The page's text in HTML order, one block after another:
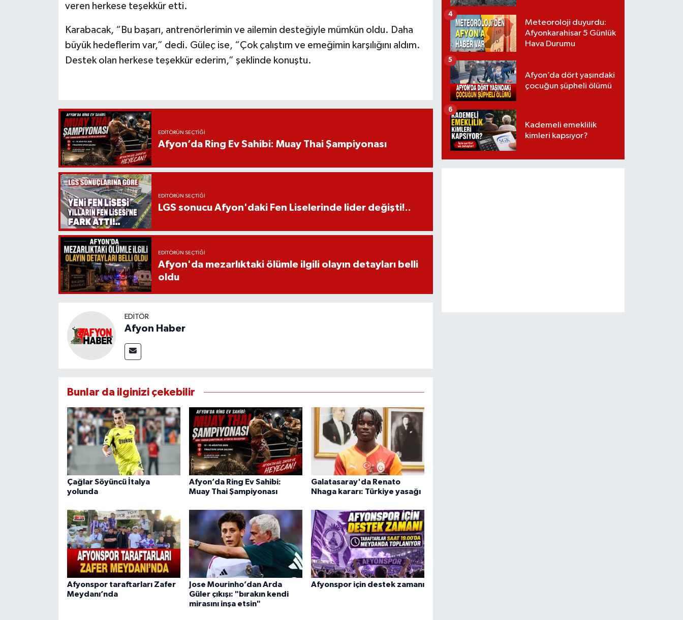
veren herkese teşekkür etti.
Karabacak, “Bu başarı, antrenörlerimin ve ailemin desteğiyle mümkün oldu. Daha
büyük hedeflerim var,” dedi. Güleç ise, “Çok çalıştım ve emeğimin karşılığını aldım.
Destek olan herkese teşekkür ederim,” şeklinde konuştu.
EDITÖRÜN SEÇTIĞI
Afyon’da Ring Ev Sahibi: Muay Thai Şampiyonası
EDITÖRÜN SEÇTIĞI
LGS sonucu Afyon'daki Fen Liselerinde lider değişti!..
EDITÖRÜN SEÇTIĞI
Afyon'da mezarlıktaki ölümle ilgili olayın detayları belli
oldu
EDITÖR
Afyon Haber
Bunlar da ilginizi çekebilir
Çağlar Söyüncü İtalya
yolunda
Afyon’da Ring Ev Sahibi:
Muay Thai Şampiyonası
Galatasaray'da Renato
Nhaga kararı: Türkiye yasağı
Afyonspor taraftarları Zafer
Meydanı’nda
Jose Mourinho’dan Arda
Güler çıkışı: "bırakın kendi
mirasını inşa etsin"
Afyonspor için destek zamanı
Meteoroloji duyurdu:
Afyonkarahisar 5 Günlük
Hava Durumu
4
Afyon’da dört yaşındaki
çocuğun şüpheli ölümü
5
Kademeli emeklilik
kimleri kapsıyor?
6